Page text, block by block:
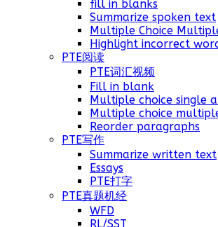
fill in blanks
Summarize spoken text
Multiple Choice
Highlight incorrect
PTE阅读
PTE词汇视频
Fill in blank
Multiple choice single
Multiple choice
Reorder paragraphs
PTE写作
Summarize written text
Essays
PTE打字
PTE真题机经
WFD
RL/SST